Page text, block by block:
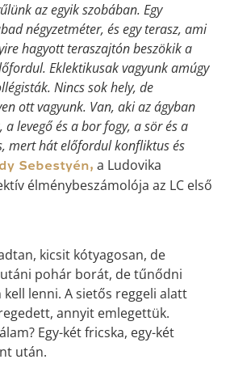
az egyik szobában. Egy
négyzetméter, és egy terasz, ami
hagyott teraszajtón beszökik a
Eklektikusak vagyunk amúgy
Nincs sok hely, de
ott vagyunk. Van, aki az ágyban
levegő és a bor fogy, a sör és a
mert hát előfordul konfliktus és
Sebestyén, a Ludovika
élménybeszámolója az LC első
kicsit kótyagosan, de
pohár borát, de tűnődni
lenni. A sietős reggeli alatt
annyit emlegettük.
Egy-két fricska, egy-két
után.